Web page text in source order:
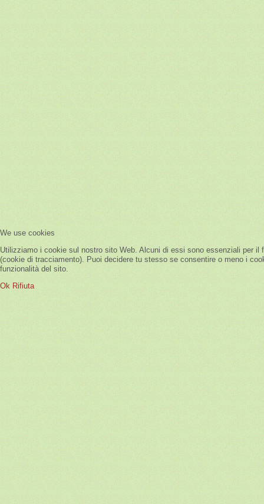
We use cookies
Utilizziamo i cookie sul nostro sito Web. Alcuni di essi sono essenziali per
(cookie di tracciamento). Puoi decidere tu stesso se consentire o meno i
funzionalità del sito.
Ok Rifiuta